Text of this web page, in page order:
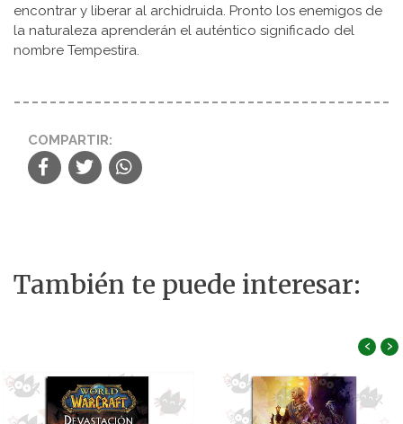
encontrar y liberar al archidruida. Pronto los enemigos de
la naturaleza aprenderán el auténtico significado del
nombre Tempestira.
COMPARTIR:
También te puede interesar:
‹ ›